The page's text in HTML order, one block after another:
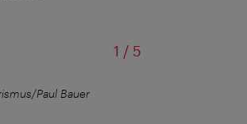
1 /di
5
Paul Bauer